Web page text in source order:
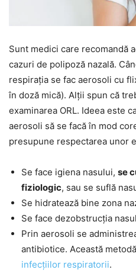
Sunt medici care recomandă
cazuri de polipoză nazală.
respirația se fac aerosoli cu
în doză mică). Alții spun că
examinarea ORL. Ideea este
aerosoli să se facă în mod
presupune respectarea unor
Se face igiena nasului, se
fiziologic, sau se suflă
Se hidratează bine zona
Se face dezobstrucția
Prin aerosoli se
antibiotice. Această
infecțiilor respiratorii.